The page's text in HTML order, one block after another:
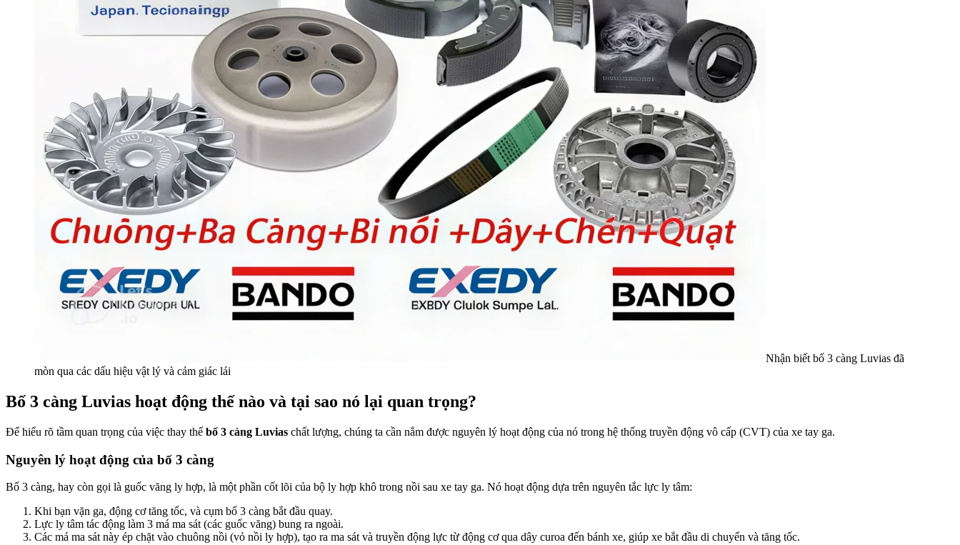
Nhận biết bố 3 càng Luvias đã
mòn qua các dấu hiệu vật lý và cảm giác lái
Bố 3 càng Luvias hoạt động thế nào và tại sao nó lại quan trọng?
Để hiểu rõ tầm quan trọng của việc thay thế bố 3 càng Luvias chất lượng, chúng ta cần nắm được nguyên lý hoạt động của nó trong hệ thống truyền động vô cấp (CVT) của xe tay ga.
Nguyên lý hoạt động của bố 3 càng
Bố 3 càng, hay còn gọi là guốc văng ly hợp, là một phần cốt lõi của bộ ly hợp khô trong nồi sau xe tay ga. Nó hoạt động dựa trên nguyên tắc lực ly tâm:
Khi bạn vặn ga, động cơ tăng tốc, và cụm bố 3 càng bắt đầu quay.
Lực ly tâm tác động làm 3 má ma sát (các guốc văng) bung ra ngoài.
Các má ma sát này ép chặt vào chuông nồi (vỏ nồi ly hợp), tạo ra ma sát và truyền động lực từ động cơ qua dây curoa đến bánh xe, giúp xe bắt đầu di chuyển và tăng tốc.